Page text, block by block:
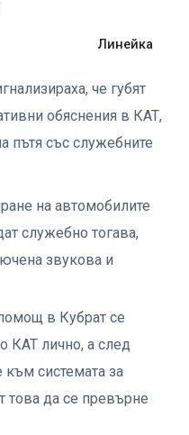
Линейка
че губят
обяснения в КАТ,
пътя със служебните
на автомобилите
служебно тогава,
звукова и
в Кубрат се
КАТ лично, а след
системата за
това да се превърне